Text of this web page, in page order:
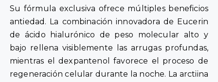
Su fórmula exclusiva ofrece múltiples beneficios
antiedad. La combinación innovadora de Eucerin
de ácido hialurónico de peso molecular alto y
bajo rellena visiblemente las arrugas profundas,
mientras el dexpantenol favorece el proceso de
regeneración celular durante la noche. La arctiina